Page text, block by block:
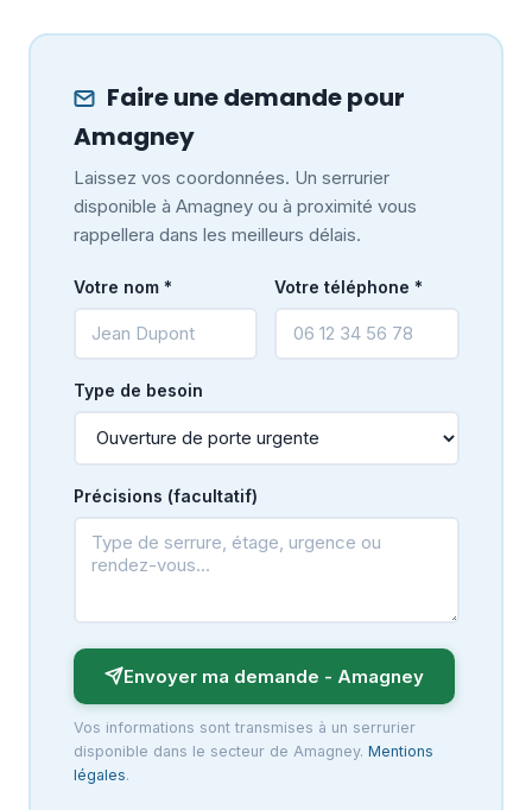
Faire une demande pour
Amagney
Laissez vos coordonnées. Un serrurier
disponible à Amagney ou à proximité vous
rappellera dans les meilleurs délais.
Votre nom * Votre téléphone *
Type de besoin
Précisions (facultatif)
Envoyer ma demande - Amagney
Vos informations sont transmises à un serrurier
disponible dans le secteur de Amagney. Mentions
légales.